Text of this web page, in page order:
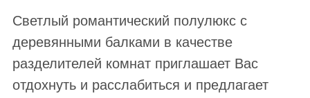
Светлый романтический полулюкс с
деревянными балками в качестве
разделителей комнат приглашает Вас
отдохнуть и расслабиться и предлагает